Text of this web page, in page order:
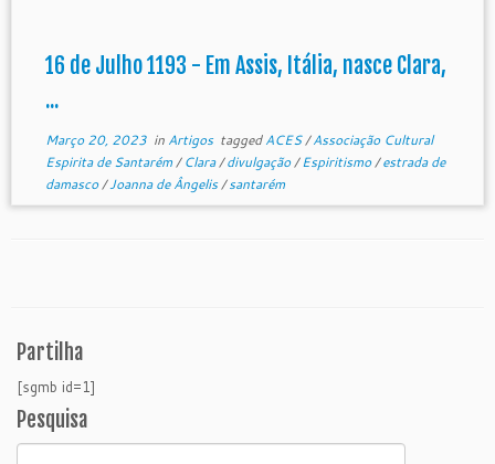
16 de Julho 1193 - Em Assis, Itália, nasce Clara,
...
Março 20, 2023in Artigos taggedACES/Associação Cultural
Espirita de Santarém/Clara/divulgação/Espiritismo/estrada de
damasco/Joanna de Ângelis/santarém
Partilha
[sgmb id=1]
Pesquisa